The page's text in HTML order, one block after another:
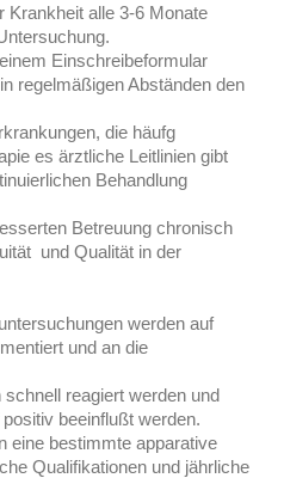
Krankheit alle 3-6 Monate
Einschreibeformular
regelmäßigen Abständen den
die häufg
es ärztliche Leitlinien gibt
Behandlung
Betreuung chronisch
und Qualität in der
werden auf
und an die
reagiert werden und
beeinflußt werden.
eine bestimmte apparative
Qualifikationen und jährliche